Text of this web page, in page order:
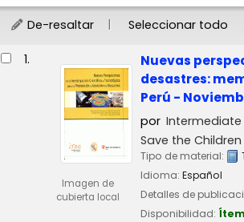
De-resaltar Seleccionar todo
Resultados
1.
Imagen de
cubierta local
Nuevas
desastres:
Perú -
por Intermediate
Save the Children
Tipo de material:
Idioma: Español
Detalles de
Disponibilidad: